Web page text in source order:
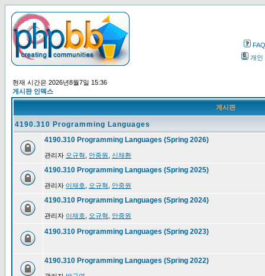
FAQ
개인
현재 시간은 2026년8월7일 15:36
게시판 인덱스
게시판
4190.310 Programming Languages
4190.310 Programming Languages (Spring 2026)
관리자 오규혁 안중원 신채환
4190.310 Programming Languages (Spring 2025)
관리자 이재호 오규혁 안중원
4190.310 Programming Languages (Spring 2024)
관리자 이재호 오규혁 안중원
4190.310 Programming Languages (Spring 2023)
4190.310 Programming Languages (Spring 2022)